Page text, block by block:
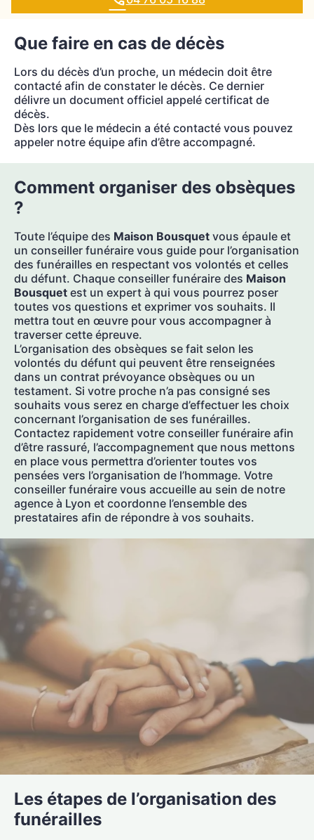
Que faire en cas de décès
Lors du décès d’un proche, un médecin doit être
contacté afin de constater le décès. Ce dernier
délivre un document officiel appelé certificat de
décès.
Dès lors que le médecin a été contacté vous pouvez
appeler notre équipe afin d’être accompagné.
Comment organiser des obsèques
?
Toute l’équipe des Maison Bousquet vous épaule et
un conseiller funéraire vous guide pour l’organisation
des funérailles en respectant vos volontés et celles
du défunt. Chaque conseiller funéraire des Maison
Bousquet est un expert à qui vous pourrez poser
toutes vos questions et exprimer vos souhaits. Il
mettra tout en œuvre pour vous accompagner à
traverser cette épreuve.
L’organisation des obsèques se fait selon les
volontés du défunt qui peuvent être renseignées
dans un contrat prévoyance obsèques ou un
testament. Si votre proche n’a pas consigné ses
souhaits vous serez en charge d’effectuer les choix
concernant l’organisation de ses funérailles.
Contactez rapidement votre conseiller funéraire afin
d’être rassuré, l’accompagnement que nous mettons
en place vous permettra d’orienter toutes vos
pensées vers l’organisation de l’hommage. Votre
conseiller funéraire vous accueille au sein de notre
agence à Lyon et coordonne l’ensemble des
prestataires afin de répondre à vos souhaits.
Les étapes de l’organisation des
funérailles